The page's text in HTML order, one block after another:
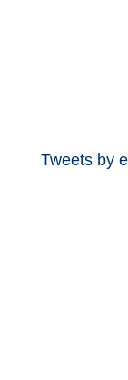
Tweets by